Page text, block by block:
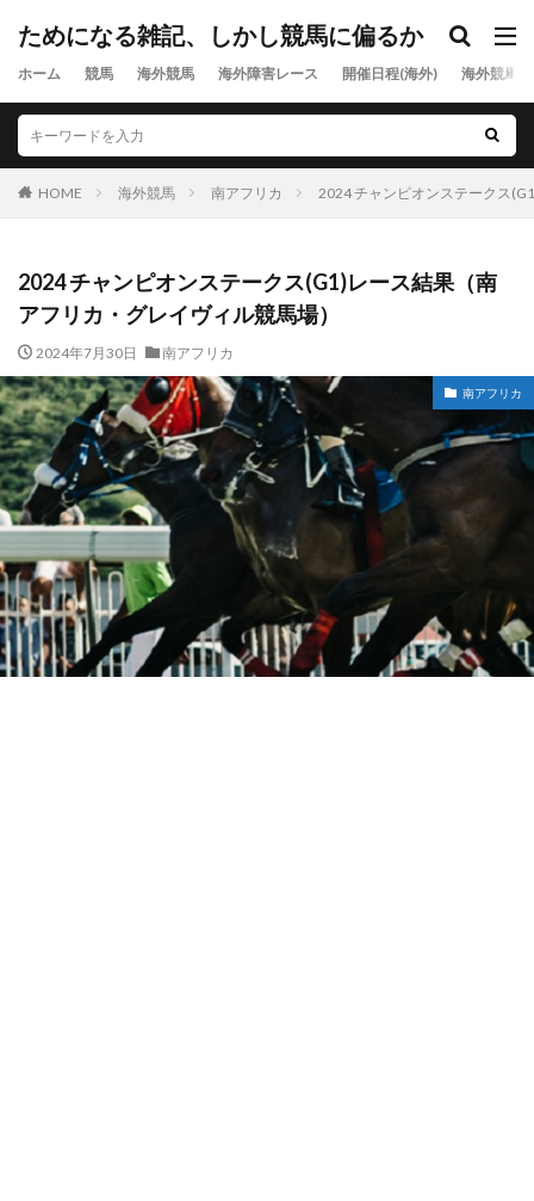
ためになる雑記、しかし競馬に偏るか
ホーム 競馬 海外競馬 海外障害レース 開催日程(海外) 海外競馬
HOME 海外競馬 南アフリカ 2024 チャンピオンステークス
2024 チャンピオンステークス(G1)レース結果（南
アフリカ・グレイヴィル競馬場）
2024年7月30日 南アフリカ
南アフリカ